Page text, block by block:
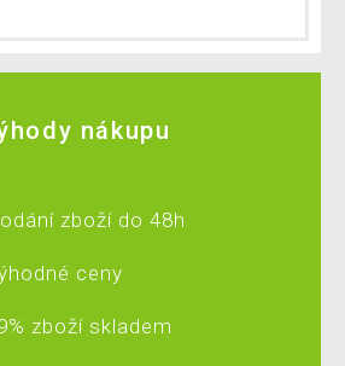
nákupu
zboží do 48h
ceny
zboží skladem